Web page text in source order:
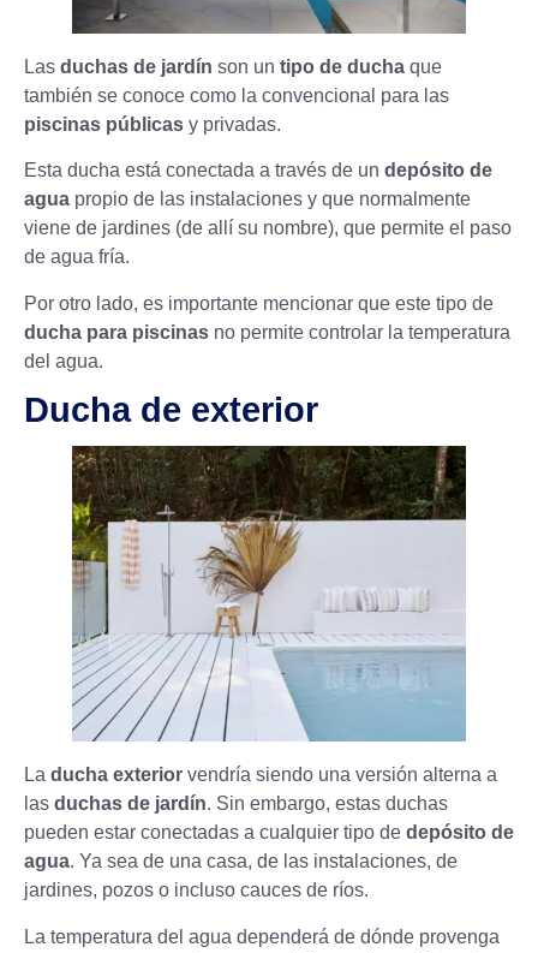
Las duchas de jardín son un tipo de ducha que
también se conoce como la convencional para las
piscinas públicas y privadas.
Esta ducha está conectada a través de un depósito de
agua propio de las instalaciones y que normalmente
viene de jardines (de allí su nombre), que permite el paso
de agua fría.
Por otro lado, es importante mencionar que este tipo de
ducha para piscinas no permite controlar la temperatura
del agua.
Ducha de exterior
La ducha exterior vendría siendo una versión alterna a
las duchas de jardín. Sin embargo, estas duchas
pueden estar conectadas a cualquier tipo de depósito de
agua. Ya sea de una casa, de las instalaciones, de
jardines, pozos o incluso cauces de ríos.
La temperatura del agua dependerá de dónde provenga